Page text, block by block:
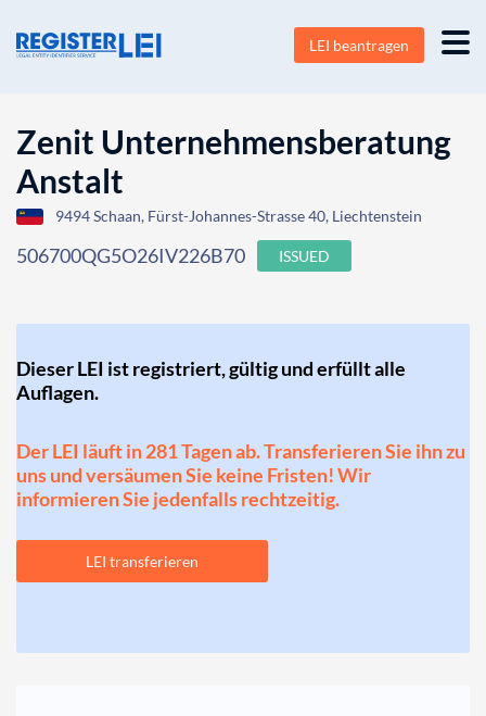
LEI beantragen
Zenit Unternehmensberatung
Anstalt
9494 Schaan, Fürst-Johannes-Strasse 40, Liechtenstein
506700QG5O26IV226B70 ISSUED
Dieser LEI ist registriert, gültig und erfüllt alle
Auflagen.
Der LEI läuft in 281 Tagen ab. Transferieren Sie ihn zu
uns und versäumen Sie keine Fristen! Wir
informieren Sie jedenfalls rechtzeitig.
LEI transferieren